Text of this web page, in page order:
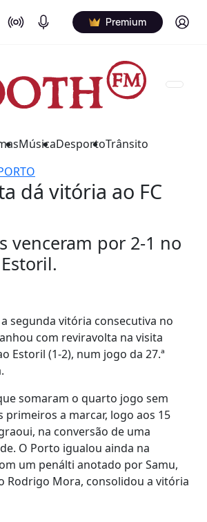
On Air Podcasts Premium Log in
MúsicaDesportoTrânsito
dá vitória ao FC
venceram por 2-1 no
segunda vitória consecutiva no
com reviravolta na visita
Estoril (1-2), num jogo da 27.ª
somaram o quarto jogo sem
primeiros a marcar, logo aos 15
na conversão de uma
O Porto igualou ainda na
um penálti anotado por Samu,
Rodrigo Mora, consolidou a vitória